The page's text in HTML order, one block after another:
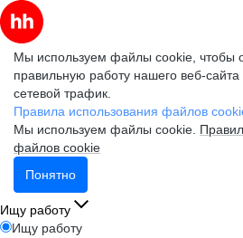
Мы используем файлы cookie, чтобы
правильную работу нашего веб-сайта
сетевой трафик.
Правила использования файлов
Мы используем файлы cookie.
файлов cookie
Понятно
Ищу работу
Ищу работу